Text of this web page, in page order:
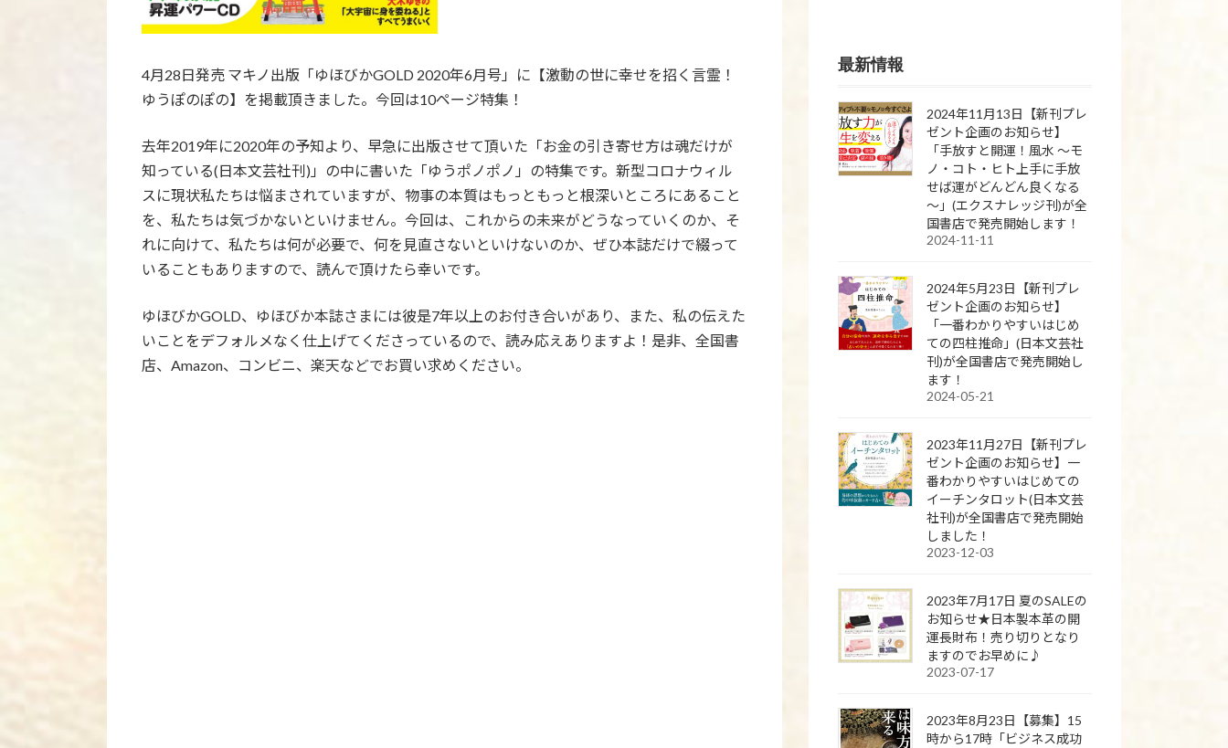
4月28日発売 マキノ出版「ゆほびかGOLD 2020年6月号」に【激動の世に幸せを招く言霊！
ゆうぽのぽの】を掲載頂きました。今回は10ページ特集！
去年2019年に2020年の予知より、早急に出版させて頂いた「お金の引き寄せ方は魂だけが
知っている(日本文芸社刊)」の中に書いた「ゆうポノポノ」の特集です。新型コロナウィル
スに現状私たちは悩まされていますが、物事の本質はもっともっと根深いところにあること
を、私たちは気づかないといけません。今回は、これからの未来がどうなっていくのか、そ
れに向けて、私たちは何が必要で、何を見直さないといけないのか、ぜひ本誌だけで綴って
いることもありますので、読んで頂けたら幸いです。
ゆほびかGOLD、ゆほびか本誌さまには彼是7年以上のお付き合いがあり、また、私の伝えた
いことをデフォルメなく仕上げてくださっているので、読み応えありますよ！是非、全国書
店、Amazon、コンビニ、楽天などでお買い求めください。
最新情報
2024年11月13日【新刊プレ
ゼント企画のお知らせ】
「手放すと開運！風水 ～モ
ノ・コト・ヒト上手に手放
せば運がどんどん良くなる
～」(エクスナレッジ刊)が全
国書店で発売開始します！
2024-11-11
2024年5月23日【新刊プレ
ゼント企画のお知らせ】
「一番わかりやすいはじめ
ての四柱推命」(日本文芸社
刊)が全国書店で発売開始し
ます！
2024-05-21
2023年11月27日【新刊プレ
ゼント企画のお知らせ】一
番わかりやすいはじめての
イーチンタロット(日本文芸
社刊)が全国書店で発売開始
しました！
2023-12-03
2023年7月17日 夏のSALEの
お知らせ★日本製本革の開
運長財布！売り切りとなり
ますのでお早めに♪
2023-07-17
2023年8月23日【募集】15
時から17時「ビジネス成功